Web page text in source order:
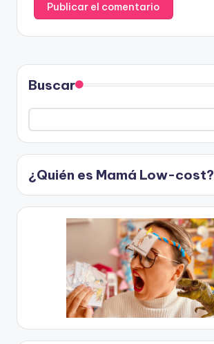
Buscar
¿Quién es Mamá Low-cost?